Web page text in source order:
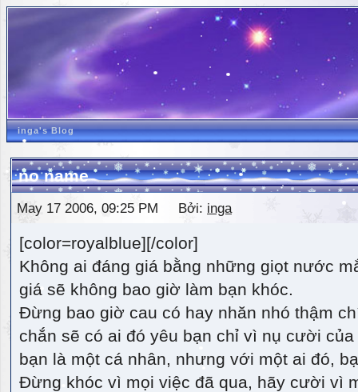
inga's Blog
no name
May 17 2006, 09:25 PM Bởi: inga
[color=royalblue][/color]
Không ai đáng giá bằng những giọt nước
giá sẽ không bao giờ làm bạn khóc.
Đừng bao giờ cau có hay nhăn nhó thậm
chắn sẽ có ai đó yêu bạn chỉ vì nụ cười
bạn là một cá nhân, nhưng với một ai đó,
Đừng khóc vì mọi việc đã qua, hãy cười vì